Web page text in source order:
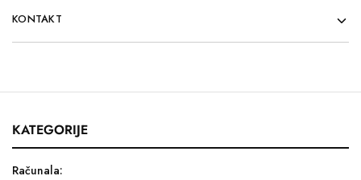
KONTAKT
KATEGORIJE
Računala: